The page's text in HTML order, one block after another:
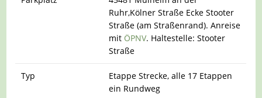
Ruhr,Kölner Straße Ecke Stooter
Straße (am Straßenrand). Anreise
mit ÖPNV. Haltestelle: Stooter
Straße
Typ
Etappe Strecke, alle 17 Etappen
ein Rundweg